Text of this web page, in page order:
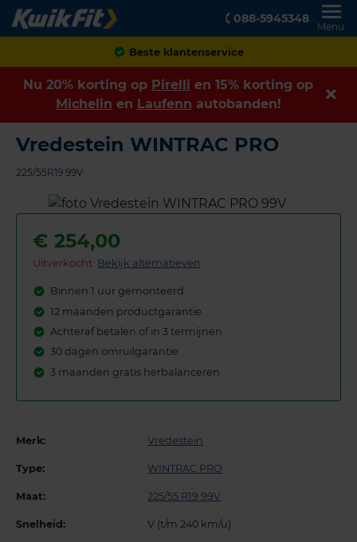
088-5945348
Menu
Achteraf betalen
Nu 20% korting op Pirelli en 15% korting op
Michelin en Laufenn autobanden!
Vredestein WINTRAC PRO
225/55R19 99V
€ 254,00
Uitverkocht: Bekijk alternatieven
Binnen 1 uur gemonteerd
12 maanden productgarantie
Achteraf betalen of in 3 termijnen
30 dagen omruilgarantie
3 maanden gratis herbalanceren
Merk: Vredestein
Type: WINTRAC PRO
Maat: 225/55 R19 99V
Snelheid: V (t/m 240 km/u)